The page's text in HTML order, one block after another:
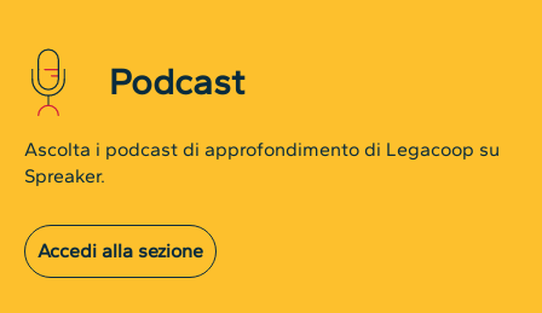
Podcast
Ascolta i podcast di approfondimento di Legacoop su
Spreaker.
Accedi alla sezione